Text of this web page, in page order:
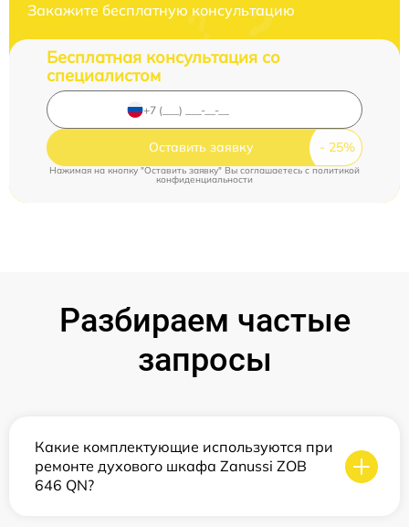
Закажите бесплатную консультацию
Бесплатная консультация со
специалистом
Оставить заявку
Нажимая на кнопку "Оставить заявку" Вы соглашаетесь cполитикой
конфиденциальности
Разбираем частые
запросы
Какие комплектующие используются при
ремонте духового шкафа Zanussi ZOB
646 QN?